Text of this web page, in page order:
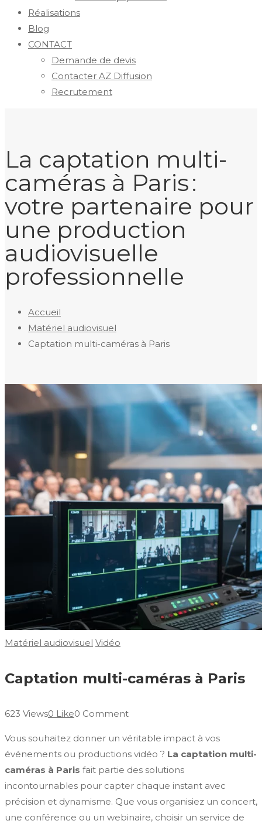
Réalisations
Blog
CONTACT
Demande de devis
Contacter AZ Diffusion
Recrutement
La captation multi-
caméras à Paris :
votre partenaire pour
une production
audiovisuelle
professionnelle
Accueil
Matériel audiovisuel
Captation multi-caméras à Paris
Matériel audiovisuel Vidéo
Captation multi-caméras à Paris
623 Views0 Like0 Comment
Vous souhaitez donner un véritable impact à vos
événements ou productions vidéo ? La captation multi-
caméras à Paris fait partie des solutions
incontournables pour capter chaque instant avec
précision et dynamisme. Que vous organisiez un concert,
une conférence ou un webinaire, choisir un service de